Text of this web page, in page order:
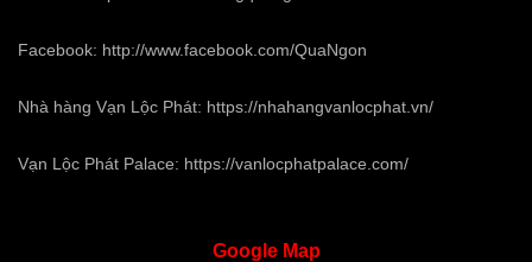
Facebook: http://www.facebook.com/QuaNgon
Nhà hàng Vạn Lộc Phát: https://nhahangvanlocphat.vn/
Vạn Lộc Phát Palace: https://vanlocphatpalace.com/
GoogleMap